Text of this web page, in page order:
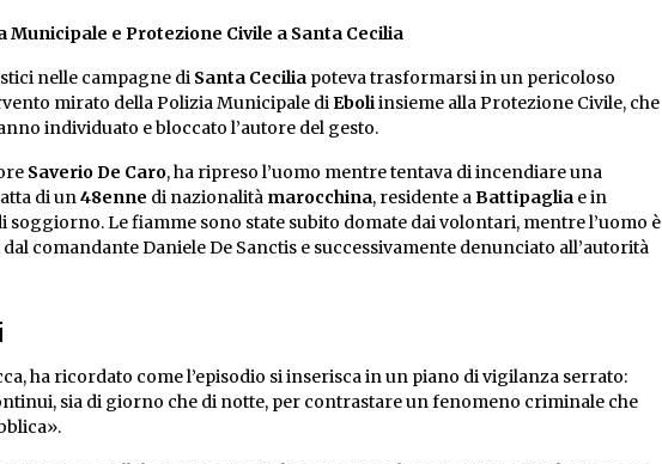
e Protezione Civile a Santa Cecilia
nelle campagne di Santa Cecilia poteva trasformarsi in un pericoloso
mirato della Polizia Municipale diEboliinsieme alla Protezione Civile, che
individuato e bloccato l’autore del gesto.
Saverio De Caro, ha ripreso l’uomo mentre tentava di incendiare una
di un48enne di nazionalità marocchina, residente aBattipaglia e in
soggiorno. Le fiamme sono state subito domate dai volontari, mentre l’uomo è
comandante Daniele De Sanctis e successivamente denunciato all’autorità
ha ricordato come l’episodio si inserisca in un piano di vigilanza serrato:
sia di giorno che di notte, per contrastare un fenomeno criminale che